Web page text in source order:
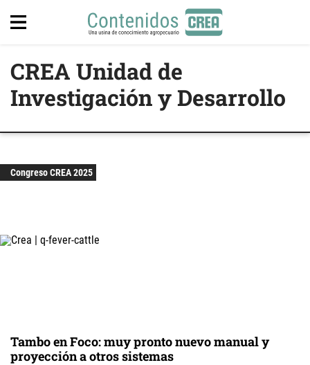
CREA Unidad de
Investigación y Desarrollo
Congreso CREA 2025
Tambo en Foco: muy pronto nuevo manual y
proyección a otros sistemas